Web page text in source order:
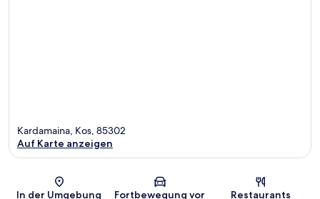
Karte
Kardamaina, Kos, 85302
Auf Karte anzeigen
In der Umgebung Fortbewegung vor Restaurants